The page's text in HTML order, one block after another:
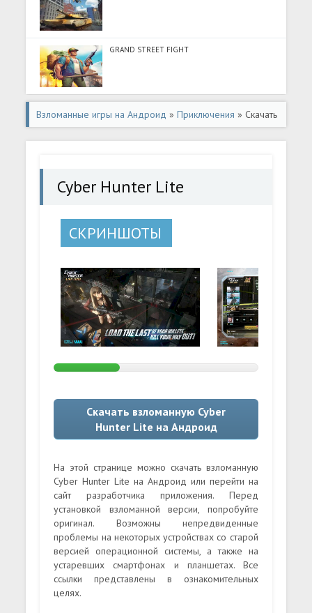
GRAND STREET FIGHT
Взломанные игры на Андроид »Приключения » Скачать
Cyber Hunter Lite (Разблокировано все) на Андроид
Cyber Hunter Lite
СКРИНШОТЫ
Скачать взломанную Cyber
Hunter Lite на Андроид
На этой странице можно скачать взломанную
Cyber Hunter Lite на Андроид или перейти на
сайт разработчика приложения. Перед
установкой взломанной версии, попробуйте
оригинал. Возможны непредвиденные
проблемы на некоторых устройствах со старой
версией операционной системы, а также на
устаревших смартфонах и планшетах. Все
ссылки представлены в ознакомительных
целях.